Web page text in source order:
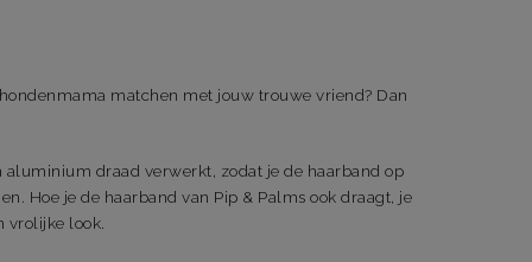
matchen met jouw trouwe vriend? Dan
aluminium draad verwerkt, zodat je de haarband op
Hoe je de haarband van Pip & Palms ook draagt, je
vrolijke look.